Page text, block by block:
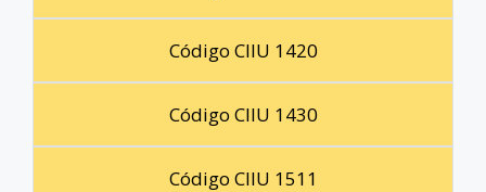
Código CIIU 1420
Código CIIU 1430
Código CIIU 1511